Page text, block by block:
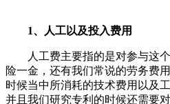
1、人工以及投入费用
人工费主要指的是对参与这个
险一金，还有我们常说的劳务费
时候当中所消耗的技术费用以及
并且我们研究专利的时候还需要